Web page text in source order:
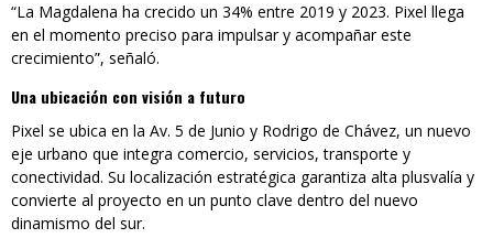
“La Magdalena ha crecido un 34% entre 2019 y 2023. Pixel llega
en el momento preciso para impulsar y acompañar este
crecimiento”, señaló.
Una ubicación con visión a futuro
Pixel se ubica en la Av. 5 de Junio y Rodrigo de Chávez, un nuevo
eje urbano que integra comercio, servicios, transporte y
conectividad. Su localización estratégica garantiza alta plusvalía y
convierte al proyecto en un punto clave dentro del nuevo
dinamismo del sur.